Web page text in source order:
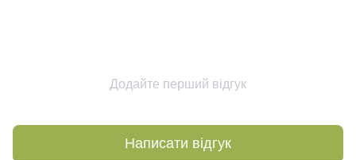
Додайте перший відгук
Написати відгук